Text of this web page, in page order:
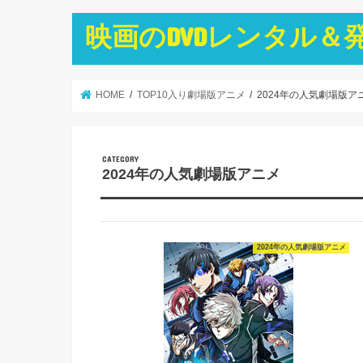
映画のDVDレンタル＆
HOME TOP10入り劇場版アニメ 2024年の人気劇場版ア
2024年の人気劇場版アニメ
2024年の人気劇場版アニメ